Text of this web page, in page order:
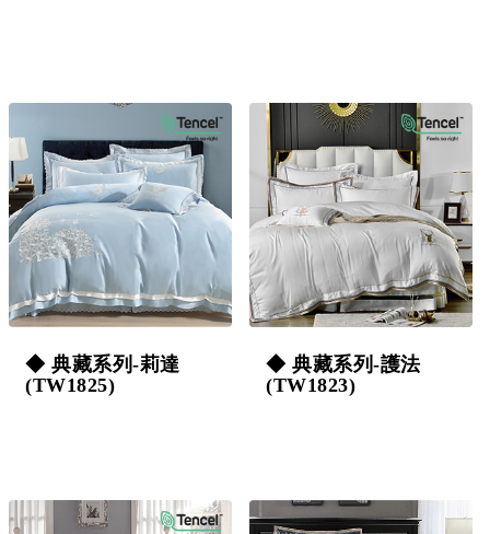
◆ 典藏系列-莉達
(TW1825)
◆ 典藏系列-護法
(TW1823)